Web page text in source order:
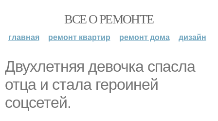
ВСЕ О РЕМОНТЕ
главная ремонт квартир ремонт дома дизайн
Двухлетняя девочка спасла
отца и стала героиней
соцсетей.